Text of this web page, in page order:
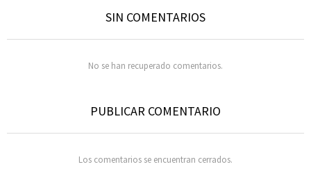
SIN COMENTARIOS
No se han recuperado comentarios.
PUBLICAR COMENTARIO
Los comentarios se encuentran cerrados.